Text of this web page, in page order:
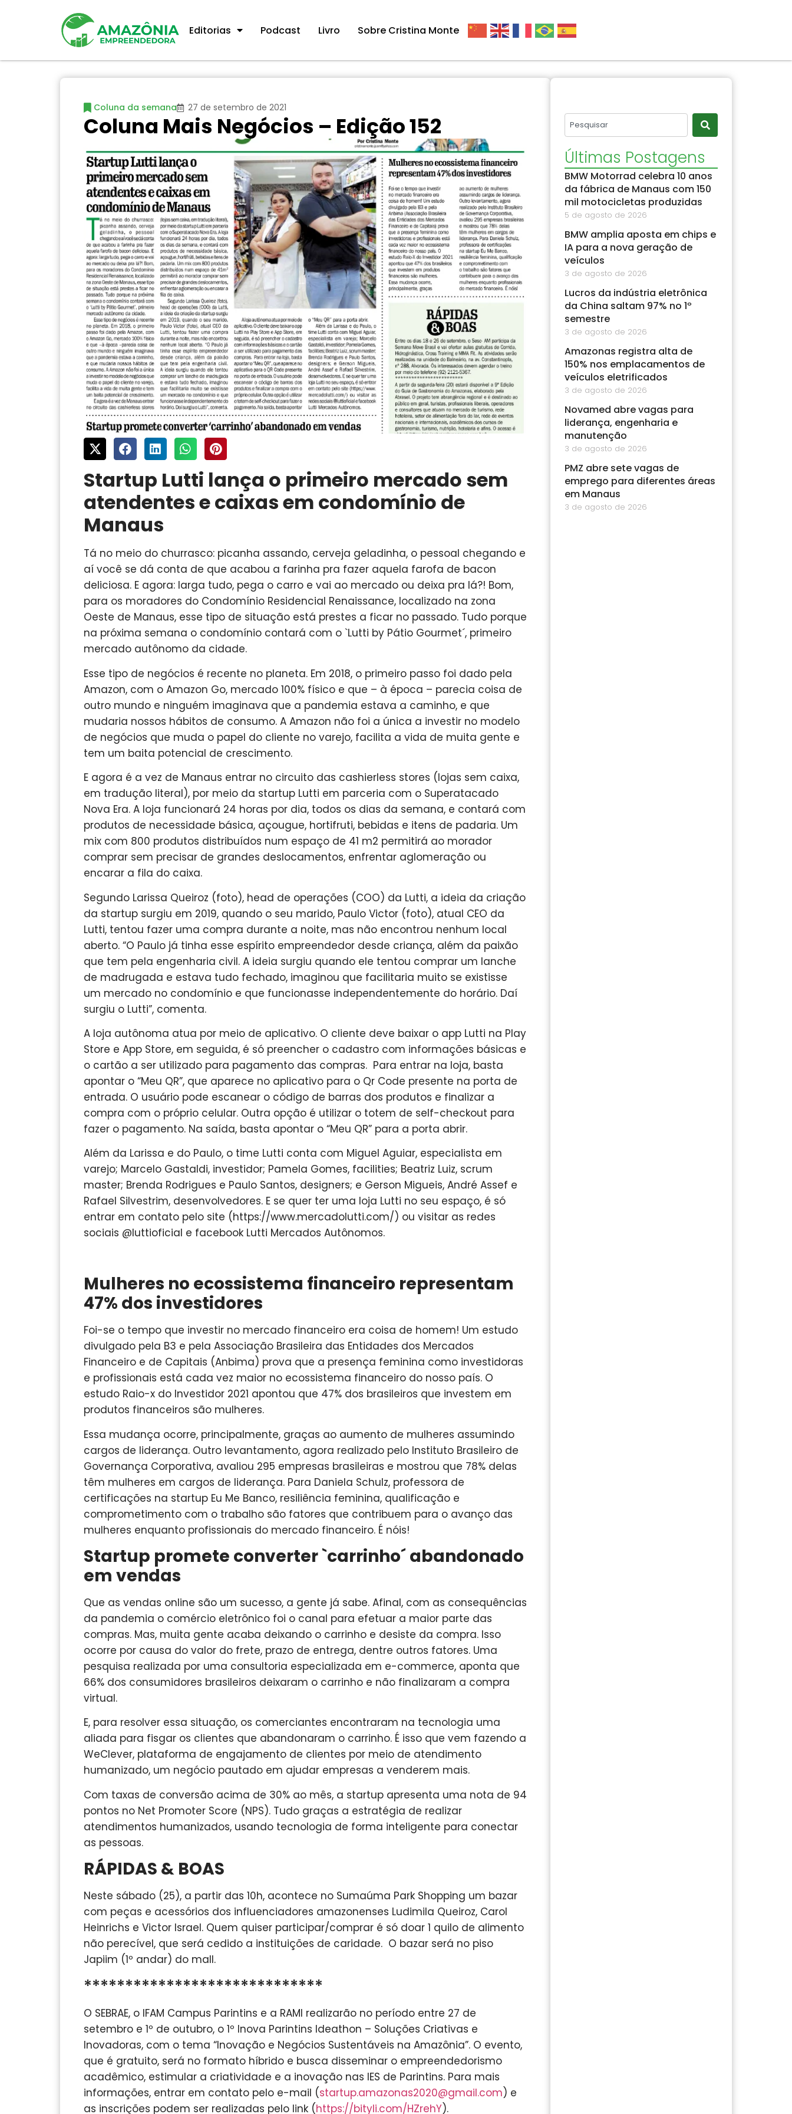
Editorias Podcast Livro Sobre Cristina Monte
Coluna da semana 27 de setembro de 2021
Coluna Mais Negócios – Edição 152
Startup Lutti lança o primeiro mercado sem
atendentes e caixas em condomínio de
Manaus
Tá no meio do churrasco: picanha assando, cerveja geladinha, o pessoal chegando e
aí você se dá conta de que acabou a farinha pra fazer aquela farofa de bacon
deliciosa. E agora: larga tudo, pega o carro e vai ao mercado ou deixa pra lá?! Bom,
para os moradores do Condomínio Residencial Renaissance, localizado na zona
Oeste de Manaus, esse tipo de situação está prestes a ficar no passado. Tudo porque
na próxima semana o condomínio contará com o `Lutti by Pátio Gourmet´, primeiro
mercado autônomo da cidade.
Esse tipo de negócios é recente no planeta. Em 2018, o primeiro passo foi dado pela
Amazon, com o Amazon Go, mercado 100% físico e que – à época – parecia coisa de
outro mundo e ninguém imaginava que a pandemia estava a caminho, e que
mudaria nossos hábitos de consumo. A Amazon não foi a única a investir no modelo
de negócios que muda o papel do cliente no varejo, facilita a vida de muita gente e
tem um baita potencial de crescimento.
E agora é a vez de Manaus entrar no circuito das cashierless stores (lojas sem caixa,
em tradução literal), por meio da startup Lutti em parceria com o Superatacado
Nova Era. A loja funcionará 24 horas por dia, todos os dias da semana, e contará com
produtos de necessidade básica, açougue, hortifruti, bebidas e itens de padaria. Um
mix com 800 produtos distribuídos num espaço de 41 m2 permitirá ao morador
comprar sem precisar de grandes deslocamentos, enfrentar aglomeração ou
encarar a fila do caixa.
Segundo Larissa Queiroz (foto), head de operações (COO) da Lutti, a ideia da criação
da startup surgiu em 2019, quando o seu marido, Paulo Victor (foto), atual CEO da
Lutti, tentou fazer uma compra durante a noite, mas não encontrou nenhum local
aberto. “O Paulo já tinha esse espírito empreendedor desde criança, além da paixão
que tem pela engenharia civil. A ideia surgiu quando ele tentou comprar um lanche
de madrugada e estava tudo fechado, imaginou que facilitaria muito se existisse
um mercado no condomínio e que funcionasse independentemente do horário. Daí
surgiu o Lutti”, comenta.
A loja autônoma atua por meio de aplicativo. O cliente deve baixar o app Lutti na Play
Store e App Store, em seguida, é só preencher o cadastro com informações básicas e
o cartão a ser utilizado para pagamento das compras. Para entrar na loja, basta
apontar o “Meu QR”, que aparece no aplicativo para o Qr Code presente na porta de
entrada. O usuário pode escanear o código de barras dos produtos e finalizar a
compra com o próprio celular. Outra opção é utilizar o totem de self-checkout para
fazer o pagamento. Na saída, basta apontar o “Meu QR” para a porta abrir.
Além da Larissa e do Paulo, o time Lutti conta com Miguel Aguiar, especialista em
varejo; Marcelo Gastaldi, investidor; Pamela Gomes, facilities; Beatriz Luiz, scrum
master; Brenda Rodrigues e Paulo Santos, designers; e Gerson Migueis, André Assef e
Rafael Silvestrim, desenvolvedores. E se quer ter uma loja Lutti no seu espaço, é só
entrar em contato pelo site (https://www.mercadolutti.com/) ou visitar as redes
sociais @luttioficial e facebook Lutti Mercados Autônomos.
Mulheres no ecossistema financeiro representam
47% dos investidores
Foi-se o tempo que investir no mercado financeiro era coisa de homem! Um estudo
divulgado pela B3 e pela Associação Brasileira das Entidades dos Mercados
Financeiro e de Capitais (Anbima) prova que a presença feminina como investidoras
e profissionais está cada vez maior no ecossistema financeiro do nosso país. O
estudo Raio-x do Investidor 2021 apontou que 47% dos brasileiros que investem em
produtos financeiros são mulheres.
Essa mudança ocorre, principalmente, graças ao aumento de mulheres assumindo
cargos de liderança. Outro levantamento, agora realizado pelo Instituto Brasileiro de
Governança Corporativa, avaliou 295 empresas brasileiras e mostrou que 78% delas
têm mulheres em cargos de liderança. Para Daniela Schulz, professora de
certificações na startup Eu Me Banco, resiliência feminina, qualificação e
comprometimento com o trabalho são fatores que contribuem para o avanço das
mulheres enquanto profissionais do mercado financeiro. É nóis!
Startup promete converter `carrinho´ abandonado
em vendas
Que as vendas online são um sucesso, a gente já sabe. Afinal, com as consequências
da pandemia o comércio eletrônico foi o canal para efetuar a maior parte das
compras. Mas, muita gente acaba deixando o carrinho e desiste da compra. Isso
ocorre por causa do valor do frete, prazo de entrega, dentre outros fatores. Uma
pesquisa realizada por uma consultoria especializada em e-commerce, aponta que
66% dos consumidores brasileiros deixaram o carrinho e não finalizaram a compra
virtual.
E, para resolver essa situação, os comerciantes encontraram na tecnologia uma
aliada para fisgar os clientes que abandonaram o carrinho. É isso que vem fazendo a
WeClever, plataforma de engajamento de clientes por meio de atendimento
humanizado, um negócio pautado em ajudar empresas a venderem mais.
Com taxas de conversão acima de 30% ao mês, a startup apresenta uma nota de 94
pontos no Net Promoter Score (NPS). Tudo graças a estratégia de realizar
atendimentos humanizados, usando tecnologia de forma inteligente para conectar
as pessoas.
RÁPIDAS & BOAS
Neste sábado (25), a partir das 10h, acontece no Sumaúma Park Shopping um bazar
com peças e acessórios dos influenciadores amazonenses Ludimila Queiroz, Carol
Heinrichs e Victor Israel. Quem quiser participar/comprar é só doar 1 quilo de alimento
não perecível, que será cedido a instituições de caridade. O bazar será no piso
Japiim (1º andar) do mall.
*****************************
O SEBRAE, o IFAM Campus Parintins e a RAMI realizarão no período entre 27 de
setembro e 1º de outubro, o 1º Inova Parintins Ideathon – Soluções Criativas e
Inovadoras, com o tema “Inovação e Negócios Sustentáveis na Amazônia”. O evento,
que é gratuito, será no formato híbrido e busca disseminar o empreendedorismo
acadêmico, estimular a criatividade e a inovação nas IES de Parintins. Para mais
informações, entrar em contato pelo e-mail (startup.amazonas2020@gmail.com) e
as inscrições podem ser realizadas pelo link (https://bityli.com/HZrehY).
Últimas Postagens
BMW Motorrad celebra 10 anos
da fábrica de Manaus com 150
mil motocicletas produzidas
5 de agosto de 2026
BMW amplia aposta em chips e
IA para a nova geração de
veículos
3 de agosto de 2026
Lucros da indústria eletrônica
da China saltam 97% no 1º
semestre
3 de agosto de 2026
Amazonas registra alta de
150% nos emplacamentos de
veículos eletrificados
3 de agosto de 2026
Novamed abre vagas para
liderança, engenharia e
manutenção
3 de agosto de 2026
PMZ abre sete vagas de
emprego para diferentes áreas
em Manaus
3 de agosto de 2026